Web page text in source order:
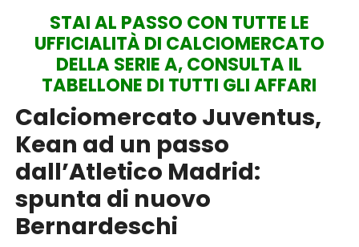
STAI AL PASSO CON TUTTE LE
UFFICIALITÀ DI CALCIOMERCATO
DELLA SERIE A, CONSULTA IL
TABELLONE DI TUTTI GLI AFFARI
Calciomercato Juventus,
Kean ad un passo
dall’Atletico Madrid:
spunta di nuovo
Bernardeschi